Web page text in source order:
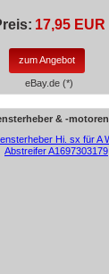
17,95 EUR
zum Angebot
eBay.de (*)
& -motoren